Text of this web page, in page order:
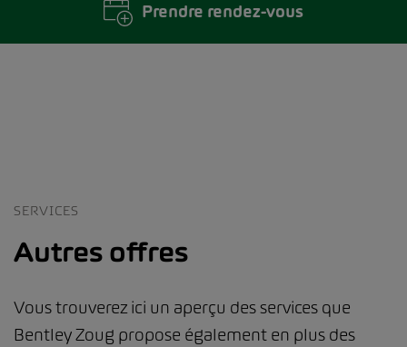
Prendre rendez-vous
SERVICES
Autres offres
Vous trouverez ici un aperçu des services que
Bentley Zoug propose également en plus des